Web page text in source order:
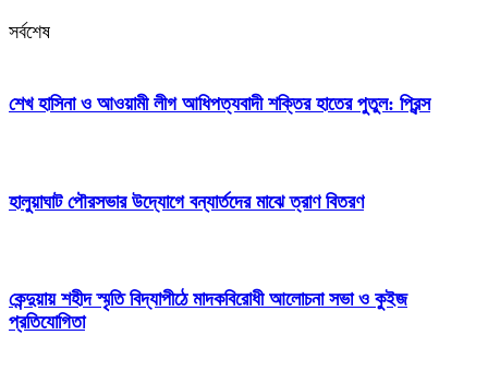
সর্বশেষ
শেখ হাসিনা ও আওয়ামী লীগ আধিপত্যবাদী শক্তির হাতের পুতুল: প্রিন্স
হালুয়াঘাট পৌরসভার উদ্যোগে বন্যার্তদের মাঝে ত্রাণ বিতরণ
কেন্দুয়ায় শহীদ স্মৃতি বিদ্যাপীঠে মাদকবিরোধী আলোচনা সভা ও কুইজ
প্রতিযোগিতা